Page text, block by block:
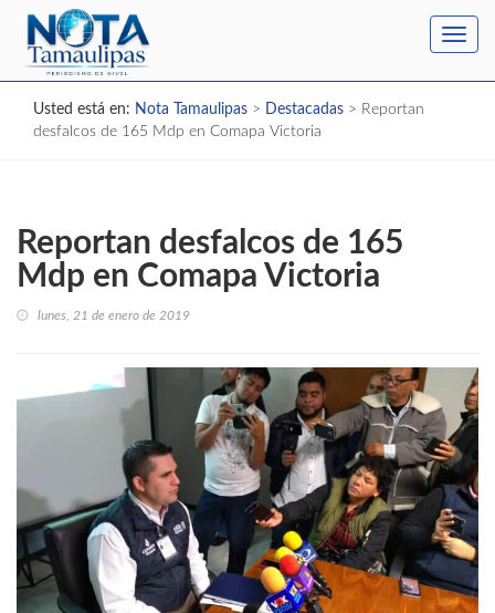
Usted está en: Nota Tamaulipas > Destacadas > Reportan
desfalcos de 165 Mdp en Comapa Victoria
Reportan desfalcos de 165
Mdp en Comapa Victoria
lunes, 21 de enero de 2019